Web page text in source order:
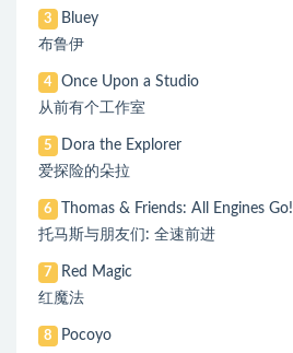
3
Bluey
布鲁伊
4
Once Upon a Studio
从前有个工作室
5
Dora the Explorer
爱探险的朵拉
6
Thomas & Friends: All Engines Go!
托马斯与朋友们: 全速前进
7
Red Magic
红魔法
8
Pocoyo